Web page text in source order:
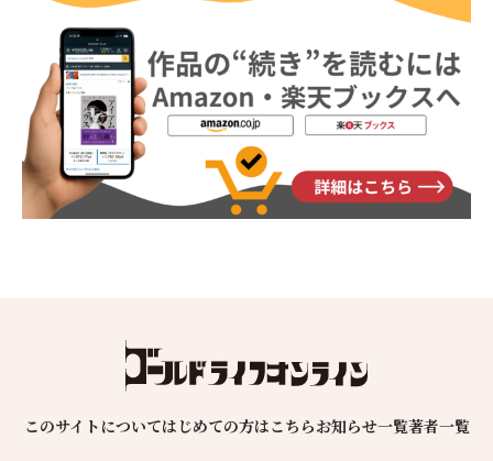
このサイトについてはじめての方はこちらお知らせ一覧著者一覧